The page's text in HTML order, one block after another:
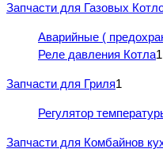
Запчасти для Газовых
Аварийные (
Реле давления Котла1
Запчасти для Гриля1
Регулятор
Запчасти для Комбайнов